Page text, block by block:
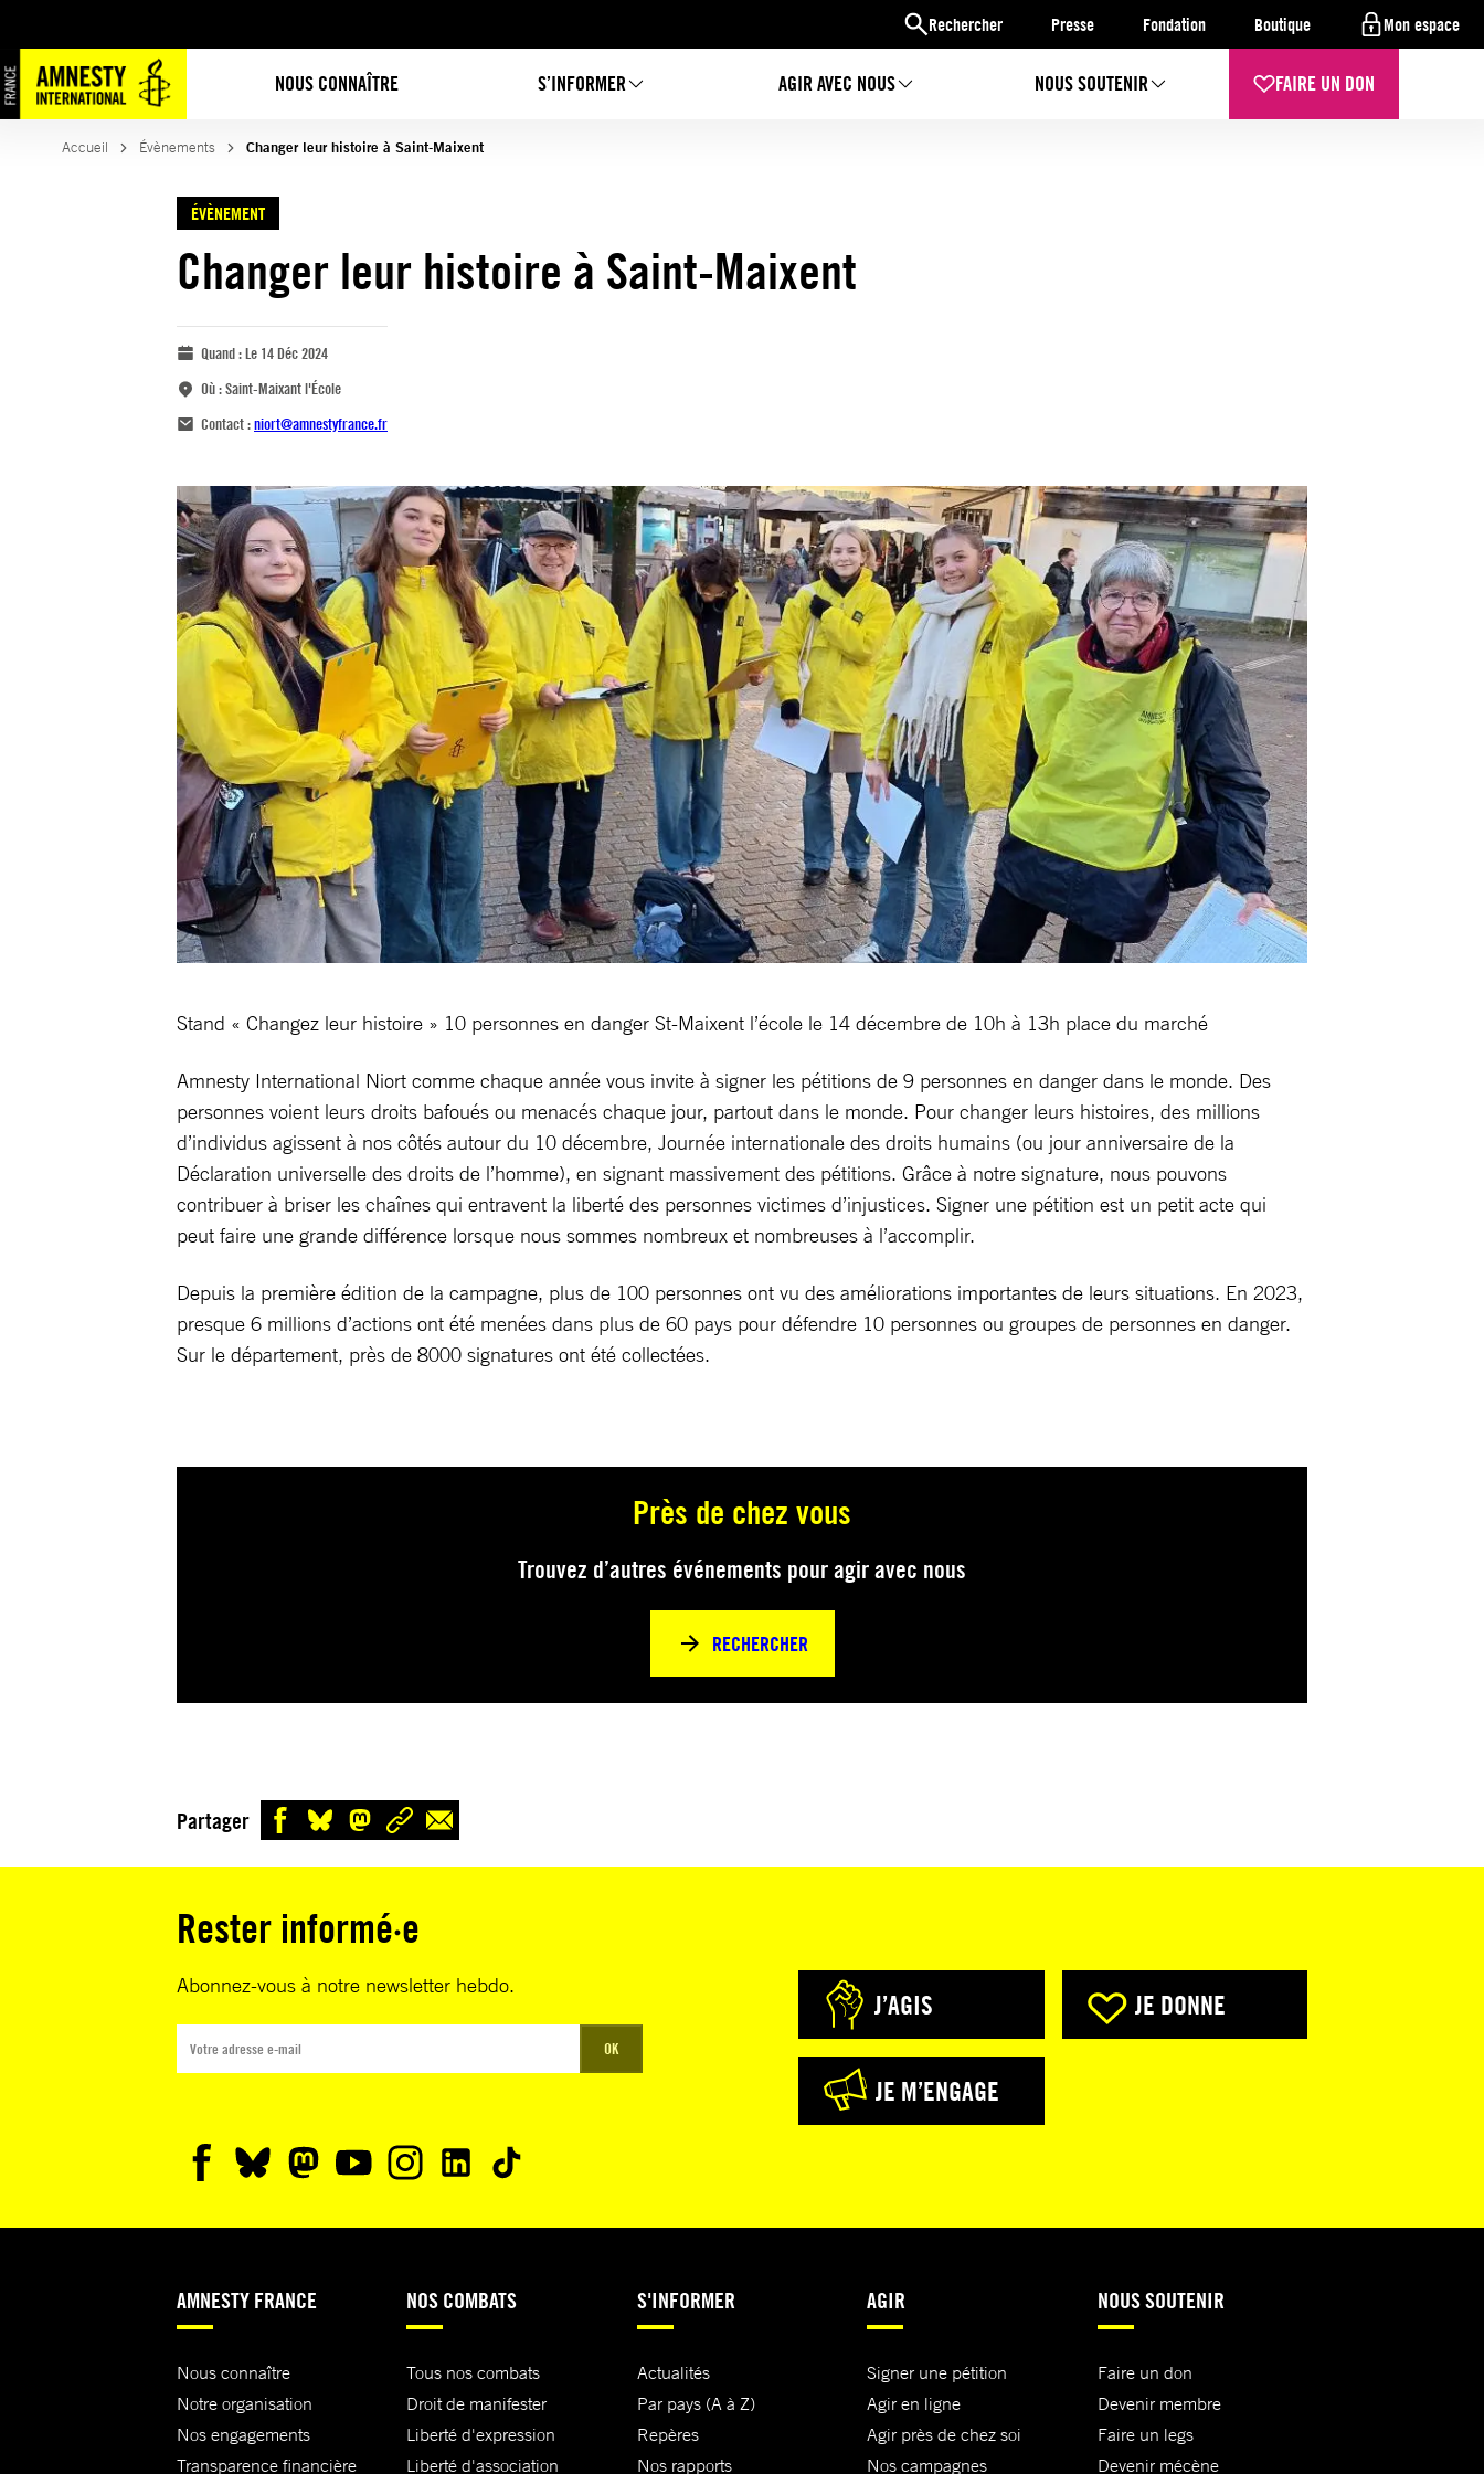
Rechercher Presse Fondation Boutique Mon espace
NOUS CONNAÎTRE S’INFORMER AGIR AVEC NOUS NOUS SOUTENIR FAIRE UN DON
Accueil Évènements Changer leur histoire à Saint-Maixent
ÉVÈNEMENT
Changer leur histoire à Saint-Maixent
Quand :Le 14 Déc 2024
Où :Saint-Maixant l'École
Contact :niort@amnestyfrance.fr
Stand « Changez leur histoire » 10 personnes en danger St-Maixent l’école le 14 décembre de 10h à 13h place du marché
Amnesty International Niort comme chaque année vous invite à signer les pétitions de 9 personnes en danger dans le monde. Des
personnes voient leurs droits bafoués ou menacés chaque jour, partout dans le monde. Pour changer leurs histoires, des millions
d’individus agissent à nos côtés autour du 10 décembre, Journée internationale des droits humains (ou jour anniversaire de la
Déclaration universelle des droits de l’homme), en signant massivement des pétitions. Grâce à notre signature, nous pouvons
contribuer à briser les chaînes qui entravent la liberté des personnes victimes d’injustices. Signer une pétition est un petit acte qui
peut faire une grande différence lorsque nous sommes nombreux et nombreuses à l’accomplir.
Depuis la première édition de la campagne, plus de 100 personnes ont vu des améliorations importantes de leurs situations. En 2023,
presque 6 millions d’actions ont été menées dans plus de 60 pays pour défendre 10 personnes ou groupes de personnes en danger.
Sur le département, près de 8000 signatures ont été collectées.
Près de chez vous
Trouvez d’autres événements pour agir avec nous
RECHERCHER
Partager
Rester informé·e
Abonnez-vous à notre newsletter hebdo.
OK
J’AGIS JE DONNE
JE M’ENGAGE
AMNESTY FRANCE
Nous connaître
Notre organisation
Nos engagements
Transparence financière
NOS COMBATS
Tous nos combats
Droit de manifester
Liberté d'expression
Liberté d'association
S'INFORMER
Actualités
Par pays (A à Z)
Repères
Nos rapports
AGIR
Signer une pétition
Agir en ligne
Agir près de chez soi
Nos campagnes
NOUS SOUTENIR
Faire un don
Devenir membre
Faire un legs
Devenir mécène